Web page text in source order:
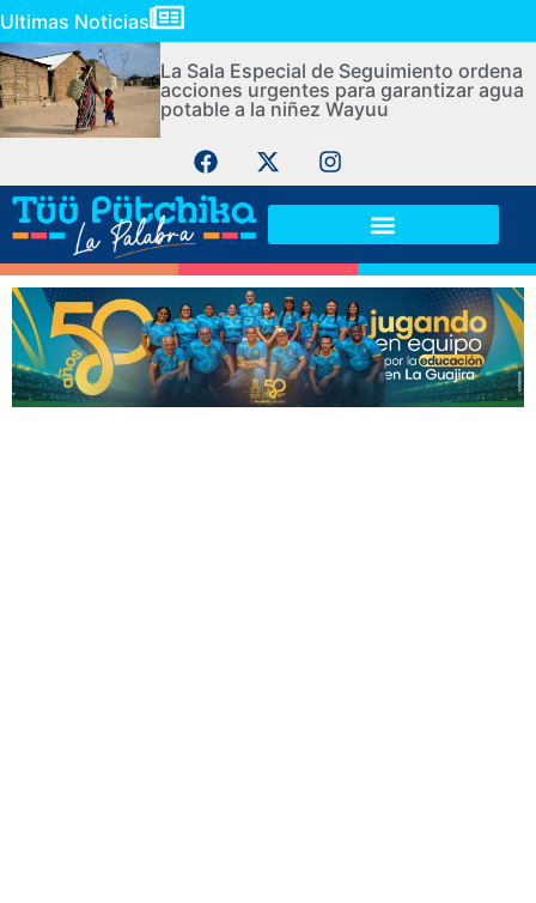
Ultimas Noticias
La Sala Especial de Seguimiento ordena
acciones urgentes para garantizar agua
potable a la niñez Wayuu